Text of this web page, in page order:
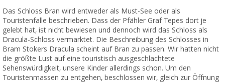
Das Schloss Bran wird entweder als Must-See oder als
Touristenfalle beschrieben. Dass der Pfähler Graf Tepes dort je
gelebt hat, ist nicht bewiesen und dennoch wird das Schloss als
Dracula-Schloss vermarktet. Die Beschreibung des Schlosses in
Bram Stokers Dracula scheint auf Bran zu passen. Wir hatten nicht
die größte Lust auf eine touristisch ausgeschlachtete
Sehenswürdigkeit, unsere Kinder allerdings schon. Um den
Touristenmassen zu entgehen, beschlossen wir, gleich zur Öffnung